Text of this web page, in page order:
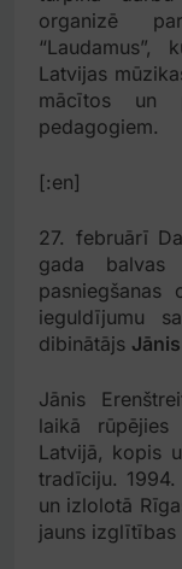
organizē
Latvijas
mācītos un
pedagogiem.
[:en]
27. februārī
gada balvas
ieguldījumu
dibinātājs
Jānis
laikā
Latvijā, kopis
tradīciju.
un izlolotā
jauns izglītības